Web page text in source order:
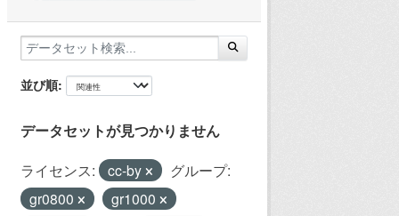
並び順
データセットが見つかりません
ライセンス: cc-by
グループ:
gr0800
gr1000